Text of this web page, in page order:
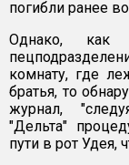
погибли ранее
Однако, как
комнату, где
братья, то
журнал,
"Дельта"
пути в рот Удея,